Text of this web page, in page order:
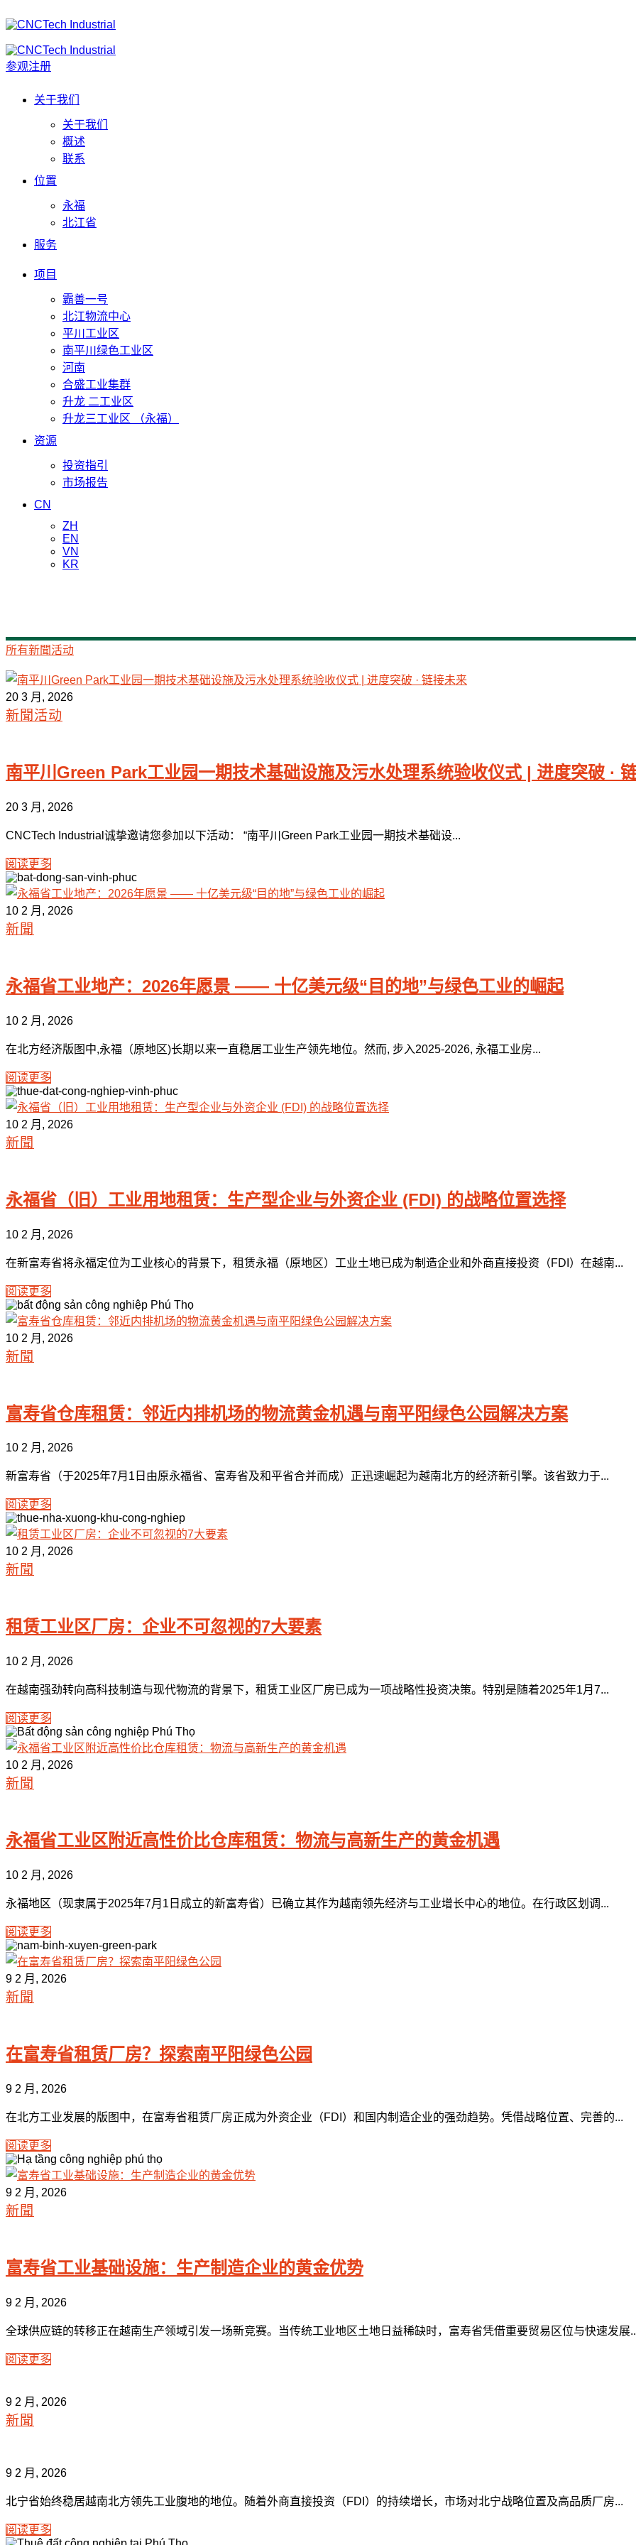
参观注册
关于我们
关于我们
概述
联系
位置
永福
北江省
服务
项目
霸善一号
北江物流中心
平川工业区
南平川绿色工业区
河南
合盛工业集群
升龙 二工业区
升龙三工业区 （永福）
资源
投资指引
市场报告
CN
ZH
EN
VN
KR
所有新聞活动
20 3 月, 2026
新聞活动
南平川Green Park工业园一期技术基础设施及污水处理系统验收仪式 | 进度突破 ·
20 3 月, 2026
CNCTech Industrial诚挚邀请您参加以下活动： “南平川Green Park工业园一期技术基础设...
阅读更多
10 2 月, 2026
新聞
永福省工业地产：2026年愿景 —— 十亿美元级“目的地”与绿色工业的崛起
10 2 月, 2026
在北方经济版图中,永福（原地区)长期以来一直稳居工业生产领先地位。然而, 步入2025-2026, 永福工业房...
阅读更多
10 2 月, 2026
新聞
永福省（旧）工业用地租赁：生产型企业与外资企业 (FDI) 的战略位置选择
10 2 月, 2026
在新富寿省将永福定位为工业核心的背景下，租赁永福（原地区）工业土地已成为制造企业和外商直接投资（FDI）在越南...
阅读更多
10 2 月, 2026
新聞
富寿省仓库租赁：邻近内排机场的物流黄金机遇与南平阳绿色公园解决方案
10 2 月, 2026
新富寿省（于2025年7月1日由原永福省、富寿省及和平省合并而成）正迅速崛起为越南北方的经济新引擎。该省致力于...
阅读更多
10 2 月, 2026
新聞
租赁工业区厂房：企业不可忽视的7大要素
10 2 月, 2026
在越南强劲转向高科技制造与现代物流的背景下，租赁工业区厂房已成为一项战略性投资决策。特别是随着2025年1月7...
阅读更多
10 2 月, 2026
新聞
永福省工业区附近高性价比仓库租赁：物流与高新生产的黄金机遇
10 2 月, 2026
永福地区（现隶属于2025年7月1日成立的新富寿省）已确立其作为越南领先经济与工业增长中心的地位。在行政区划调...
阅读更多
9 2 月, 2026
新聞
在富寿省租赁厂房？探索南平阳绿色公园
9 2 月, 2026
在北方工业发展的版图中，在富寿省租赁厂房正成为外资企业（FDI）和国内制造企业的强劲趋势。凭借战略位置、完善的...
阅读更多
9 2 月, 2026
新聞
富寿省工业基础设施：生产制造企业的黄金优势
9 2 月, 2026
全球供应链的转移正在越南生产领域引发一场新竞赛。当传统工业地区土地日益稀缺时，富寿省凭借重要贸易区位与快速发展
阅读更多
9 2 月, 2026
新聞
9 2 月, 2026
北宁省始终稳居越南北方领先工业腹地的地位。随着外商直接投资（FDI）的持续增长，市场对北宁战略位置及高品质厂房...
阅读更多